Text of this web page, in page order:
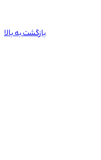
بازگشت به بالا